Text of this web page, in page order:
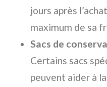
jours après
maximum de sa
Sacs de
Certains sacs
peuvent aider à